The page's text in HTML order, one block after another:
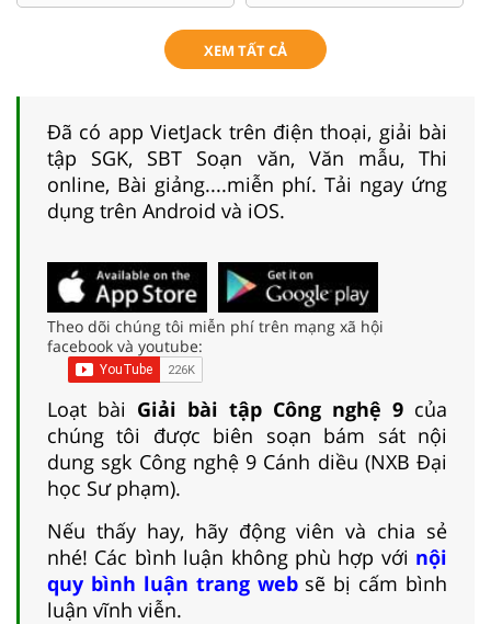
XEM TẤT CẢ
Đã có app VietJack trên điện thoại, giải bài
tập SGK, SBT Soạn văn, Văn mẫu, Thi
online, Bài giảng....miễn phí. Tải ngay ứng
dụng trên Android và iOS.
Theo dõi chúng tôi miễn phí trên mạng xã hội
facebook và youtube:
Loạt bài Giải bài tập Công nghệ 9 của
chúng tôi được biên soạn bám sát nội
dung sgk Công nghệ 9 Cánh diều (NXB Đại
học Sư phạm).
Nếu thấy hay, hãy động viên và chia sẻ
nhé! Các bình luận không phù hợp với nội
quy bình luận trang websẽ bị cấm bình
luận vĩnh viễn.